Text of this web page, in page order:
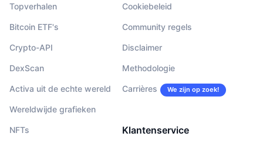
Topverhalen
Bitcoin ETF's
Crypto-API
DexScan
Activa uit de echte wereld
Wereldwijde grafieken
NFTs
Cookiebeleid
Community regels
Disclaimer
Methodologie
Carrières We zijn op zoek!
Klantenservice